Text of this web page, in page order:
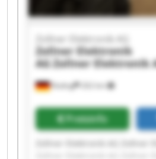
Roding 262 km
Zollner Elektronik AG
Zollner Elektronik
AG Zollner Elektronik
Preisinfo
Zollner Elektronik AG Zollner